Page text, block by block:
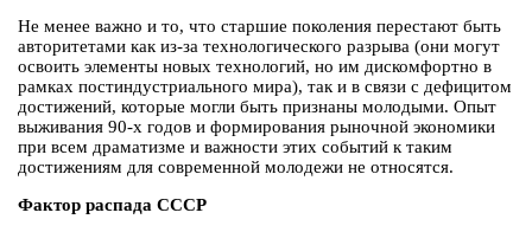
Не менее важно и то, что старшие поколения перестают быть
авторитетами как из-за технологического разрыва (они могут
освоить элементы новых технологий, но им дискомфортно в
рамках постиндустриального мира), так и в связи с дефицитом
достижений, которые могли быть признаны молодыми. Опыт
выживания 90-х годов и формирования рыночной экономики
при всем драматизме и важности этих событий к таким
достижениям для современной молодежи не относятся.
Фактор распада СССР